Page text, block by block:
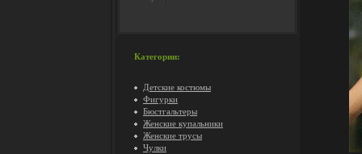
Категории:
Детские костюмы
Фигурки
Бюстгальтеры
Женские купальники
Женские трусы
Чулки